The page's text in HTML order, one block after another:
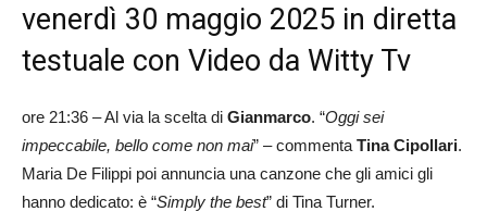
venerdì 30 maggio 2025 in diretta
testuale con Video da Witty Tv
ore 21:36 – Al via la scelta di Gianmarco. “Oggi sei
impeccabile, bello come non mai” – commenta Tina Cipollari.
Maria De Filippi poi annuncia una canzone che gli amici gli
hanno dedicato: è “Simply the best” di Tina Turner.